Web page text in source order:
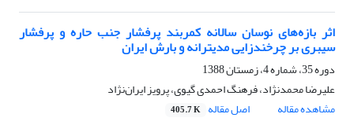
اثر بازه‌های نوسان سالانه کمربند پرفشار جنب حاره و پرفشار
سیبری بر چرخندزایی مدیترانه و بارش ایران
دوره 35، شماره 4، زمستان 1388
علیرضا محمدنژاد، فرهنگ احمدی گیوی، پرویز ایران‌نژاد
مشاهده مقاله
اصل مقاله 405.7 K